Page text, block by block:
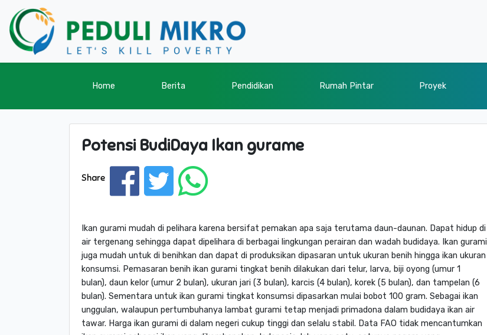
Home Berita Pendidikan Rumah Pintar Proyek
Potensi BudiDaya Ikan gurame
Share
Ikan gurami mudah di pelihara karena bersifat pemakan apa saja terutama daun-daunan. Dapat hidup di
air tergenang sehingga dapat dipelihara di berbagai lingkungan perairan dan wadah budidaya. Ikan gurami
juga mudah untuk di benihkan dan dapat di produksikan dipasaran untuk ukuran benih hingga ikan ukuran
konsumsi. Pemasaran benih ikan gurami tingkat benih dilakukan dari telur, larva, biji oyong (umur 1
bulan), daun kelor (umur 2 bulan), ukuran jari (3 bulan), karcis (4 bulan), korek (5 bulan), dan tampelan (6
bulan). Sementara untuk ikan gurami tingkat konsumsi dipasarkan mulai bobot 100 gram. Sebagai ikan
unggulan, walaupun pertumbuhanya lambat gurami tetap menjadi primadona dalam budidaya ikan air
tawar. Harga ikan gurami di dalam negeri cukup tinggi dan selalu stabil. Data FAO tidak mencantumkan